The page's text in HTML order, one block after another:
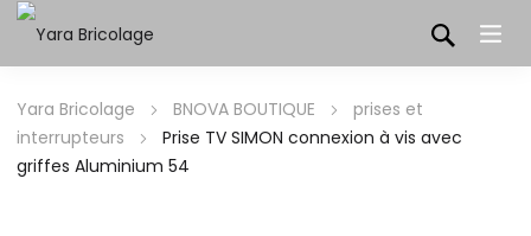
Yara Bricolage BNOVA BOUTIQUE
prises et
interrupteurs
Prise TV SIMON connexion à vis avec
griffes Aluminium 54